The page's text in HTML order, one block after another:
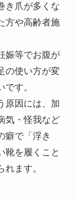
き爪が多くな
方や高齢者施
娠等でお腹が
の使い方が変
す。
原因には、加
気・怪我など
癖で「浮き
靴を履くこと
ます。